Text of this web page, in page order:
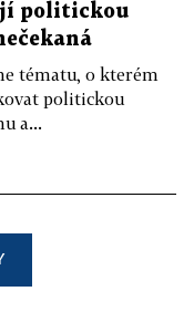
politickou
tématu, o kterém
politickou
a...